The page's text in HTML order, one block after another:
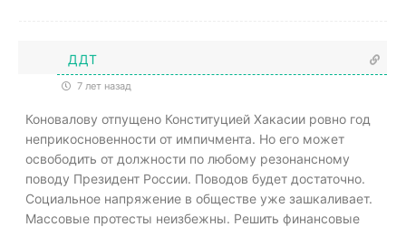
ДДТ
7 лет назад
Коновалову отпущено Конституцией Хакасии ровно год
неприкосновенности от импичмента. Но его может
освободить от должности по любому резонансному
поводу Президент России. Поводов будет достаточно.
Социальное напряжение в обществе уже зашкаливает.
Массовые протесты неизбежны. Решить финансовые